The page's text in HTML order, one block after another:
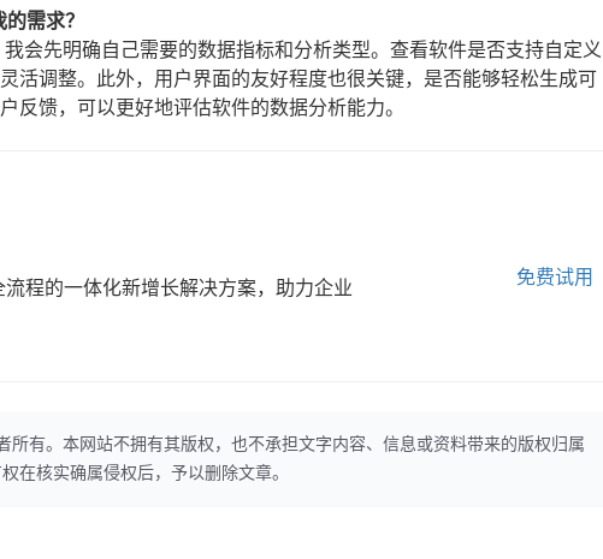
需求？
会先明确自己需要的数据指标和分析类型。查看软件是否支持自定义
活调整。此外，用户界面的友好程度也很关键，是否能够轻松生成可
反馈，可以更好地评估软件的数据分析能力。
程的一体化新增长解决方案，助力企业
免费试用
有。本网站不拥有其版权，也不承担文字内容、信息或资料带来的版权归属
在核实确属侵权后，予以删除文章。